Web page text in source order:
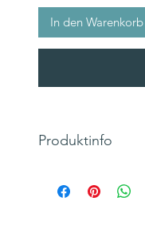
In den Warenkorb
Produktinfo
Material: SILIKON